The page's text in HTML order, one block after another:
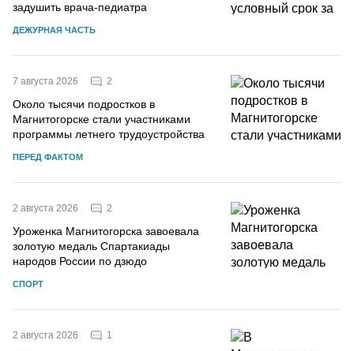
задушить врача-педиатра
ДЕЖУРНАЯ ЧАСТЬ
7 августа 2026 2
Около тысячи подростков в
Магнитогорске стали участниками
программы летнего трудоустройства
ПЕРЕД ФАКТОМ
2 августа 2026 2
Уроженка Магнитогорска завоевала
золотую медаль Спартакиады
народов России по дзюдо
СПОРТ
2 августа 2026 1